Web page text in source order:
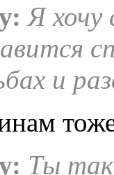
Я хочу
и
тоже
Ты